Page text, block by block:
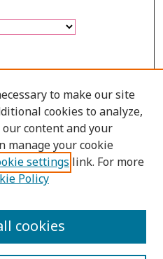
to make our site
cookies to analyze,
content and your
manage your cookie
settings link. For more
Policy
cookies